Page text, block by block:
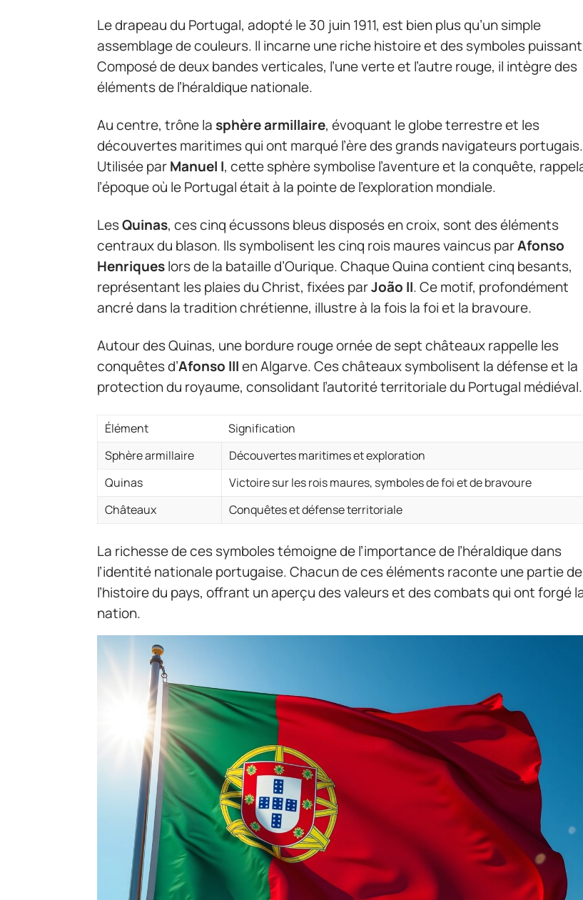
Le drapeau du Portugal, adopté le 30 juin 1911, est bien plus qu’un simple
assemblage de couleurs. Il incarne une riche histoire et des symboles
Composé de deux bandes verticales, l’une verte et l’autre rouge, il intègre des
éléments de l’héraldique nationale.
Au centre, trône la sphère armillaire, évoquant le globe terrestre et les
découvertes maritimes qui ont marqué l’ère des grands navigateurs portugais.
Utilisée parManuel I, cette sphère symbolise l’aventure et la conquête,
l’époque où le Portugal était à la pointe de l’exploration mondiale.
LesQuinas, ces cinq écussons bleus disposés en croix, sont des éléments
centraux du blason. Ils symbolisent les cinq rois maures vaincus parAfonso
Henriqueslors de la bataille d’Ourique. Chaque Quina contient cinq besants,
représentant les plaies du Christ, fixées parJoão II. Ce motif, profondément
ancré dans la tradition chrétienne, illustre à la fois la foi et la bravoure.
Autour des Quinas, une bordure rouge ornée de sept châteaux rappelle les
conquêtes d’Afonso IIIen Algarve. Ces châteaux symbolisent la défense et la
protection du royaume, consolidant l’autorité territoriale du Portugal médiéval.
Élément
Signification
Sphère armillaire
Découvertes maritimes et exploration
Quinas
Victoire sur les rois maures, symboles de foi et de bravoure
Châteaux
Conquêtes et défense territoriale
La richesse de ces symboles témoigne de l’importance de l’héraldique dans
l’identité nationale portugaise. Chacun de ces éléments raconte une partie de
l’histoire du pays, offrant un aperçu des valeurs et des combats qui ont forgé
nation.